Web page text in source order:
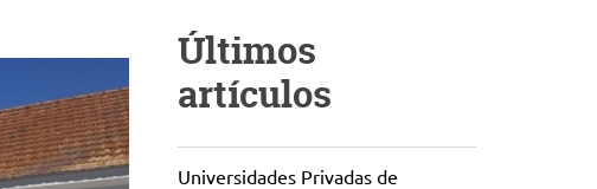
Últimos
artículos
Universidades Privadas de